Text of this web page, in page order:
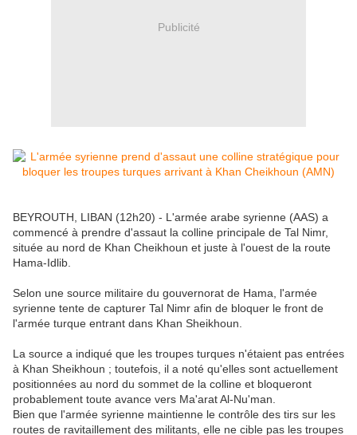
Publicité
BEYROUTH, LIBAN (12h20) - L'armée arabe syrienne (AAS) a
commencé à prendre d'assaut la colline principale de Tal Nimr,
située au nord de Khan Cheikhoun et juste à l'ouest de la route
Hama-Idlib.
Selon une source militaire du gouvernorat de Hama, l'armée
syrienne tente de capturer Tal Nimr afin de bloquer le front de
l'armée turque entrant dans Khan Sheikhoun.
La source a indiqué que les troupes turques n'étaient pas entrées
à Khan Sheikhoun ; toutefois, il a noté qu'elles sont actuellement
positionnées au nord du sommet de la colline et bloqueront
probablement toute avance vers Ma'arat Al-Nu'man.
Bien que l'armée syrienne maintienne le contrôle des tirs sur les
routes de ravitaillement des militants, elle ne cible pas les troupes